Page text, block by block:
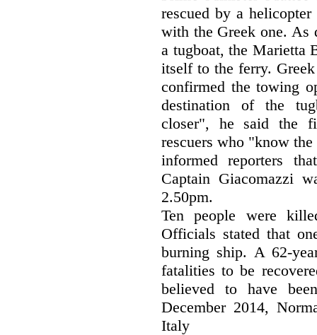
rescued by a
with the Greek one. As
a tugboat, the Marietta
itself to the ferry.
confirmed the towing
destination of the
closer", he said the
rescuers who "know
informed reporters
Captain Giacomazzi
2.50pm.
Ten people were
Officials stated that
burning ship. A 62-
fatalities to be
believed to have
December 2014,
Italy